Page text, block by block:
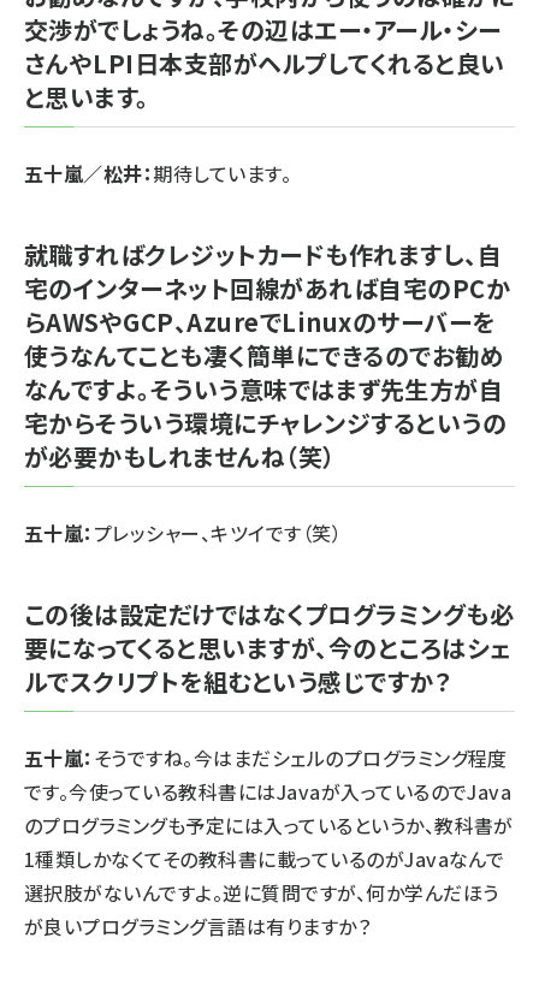
交渉がでしょうね。その辺はエー・アール・シー
さんやLPI日本支部がヘルプしてくれると良い
と思います。
五十嵐／松井：期待しています。
就職すればクレジットカードも作れますし、自
宅のインターネット回線があれば自宅のPCか
らAWSやGCP、AzureでLinuxのサーバーを
使うなんてことも凄く簡単にできるのでお勧め
なんですよ。そういう意味ではまず先生方が自
宅からそういう環境にチャレンジするというの
が必要かもしれませんね（笑）
五十嵐： プレッシャー、キツイです（笑）
この後は設定だけではなくプログラミングも必
要になってくると思いますが、今のところはシェ
ルでスクリプトを組むという感じですか？
五十嵐： そうですね。今はまだシェルのプログラミング程度
です。今使っている教科書にはJavaが入っているのでJava
のプログラミングも予定には入っているというか、教科書が
1種類しかなくてその教科書に載っているのがJavaなんで
選択肢がないんですよ。逆に質問ですが、何か学んだほう
が良いプログラミング言語は有りますか？